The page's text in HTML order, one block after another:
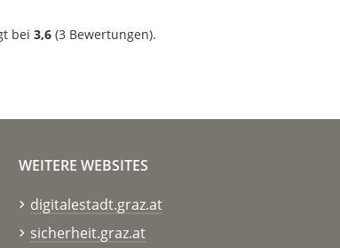
bei 3,6 (3 Bewertungen).
WEITERE WEBSITES
digitalestadt.graz.at
sicherheit.graz.at